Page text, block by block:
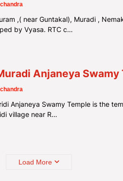
,( near Guntakal), Muradi ,
by Vyasa. RTC c…
Anjaneya
Anjaneya Swamy Temple is the
village near R…
Load More